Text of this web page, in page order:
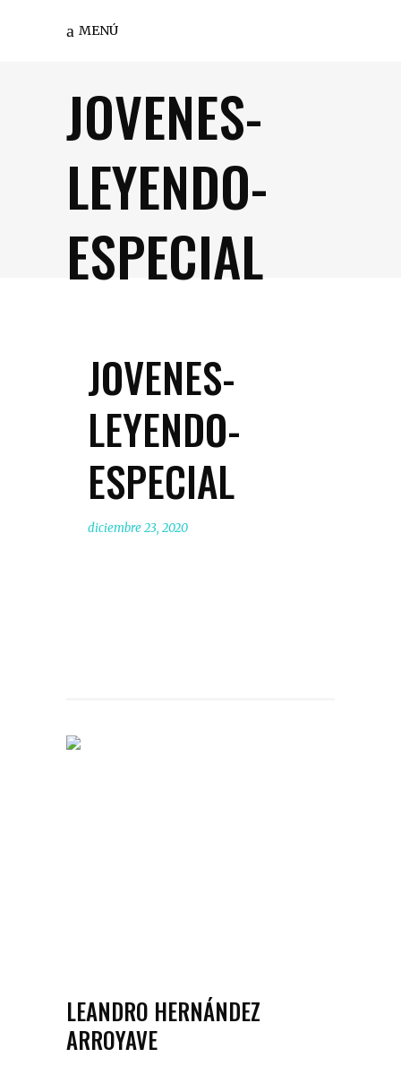
MENÚ
JOVENES-
LEYENDO-
ESPECIAL
JOVENES-
LEYENDO-
ESPECIAL
diciembre 23, 2020
LEANDRO HERNÁNDEZ
ARROYAVE